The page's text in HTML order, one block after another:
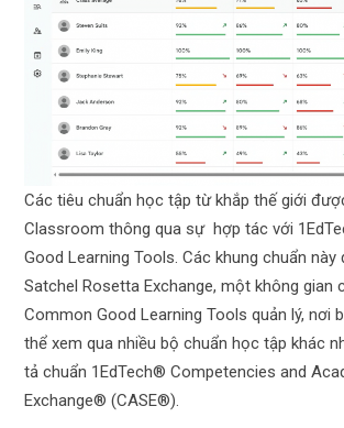
Các tiêu chuẩn học tập từ khắp thế giới
Classroom thông qua sự hợp tác với
Good Learning Tools. Các khung chuẩn
Satchel Rosetta Exchange, một không gian
Common Good Learning Tools quản lý, nơi
thể xem qua nhiều bộ chuẩn học tập khác
tả chuẩn 1EdTech® Competencies and
Exchange® (CASE®).